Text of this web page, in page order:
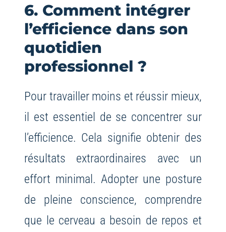
6. Comment intégrer
l’efficience dans son
quotidien
professionnel ?
Pour travailler moins et réussir mieux,
il est essentiel de se concentrer sur
l’efficience. Cela signifie obtenir des
résultats extraordinaires avec un
effort minimal. Adopter une posture
de pleine conscience, comprendre
que le cerveau a besoin de repos et